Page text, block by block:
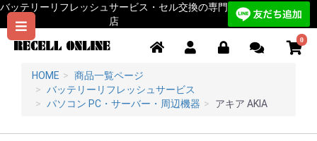
バッテリーリフレッシュサービス・セル交換の専門
店
0
HOME
商品一覧ページ
バッテリーリフレッシュサービス
パソコン PC・サーバー・周辺機器
アキア AKIA